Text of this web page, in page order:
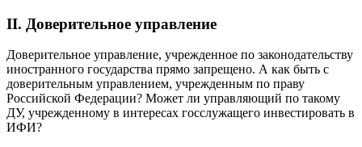
II. Доверительное управление
Доверительное управление, учрежденное по законодательству
иностранного государства прямо запрещено. А как быть с
доверительным управлением, учрежденным по праву
Российской Федерации? Может ли управляющий по такому
ДУ, учрежденному в интересах госслужащего инвестировать в
ИФИ?